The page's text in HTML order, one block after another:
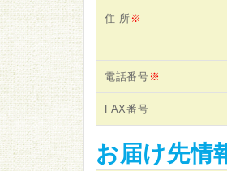
住 所 ※
電話番号 ※
FAX番号
お届け先情